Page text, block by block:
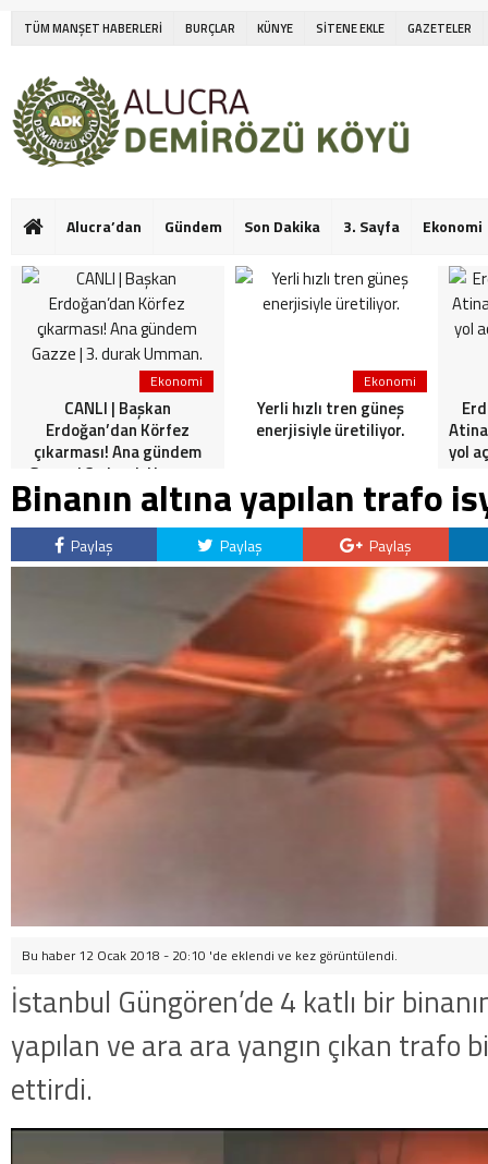
TÜM MANŞET HABERLERİ BURÇLAR KÜNYE SİTENE EKLE GAZETELER
Alucra’dan Gündem Son Dakika 3. Sayfa Ekonomi
Ekonomi
CANLI | Başkan
Erdoğan’dan Körfez
çıkarması! Ana gündem
Gazze | 3. durak Umman.
Ekonomi
Yerli hızlı tren güneş
enerjisiyle üretiliyor.
yol
Binanın altına yapılan trafo
Paylaş Paylaş Paylaş
Bu haber 12 Ocak 2018 - 20:10 'de eklendi ve kez görüntülendi.
İstanbul Güngören’de 4 katlı bir
yapılan ve ara ara yangın çıkan trafo
ettirdi.
Video